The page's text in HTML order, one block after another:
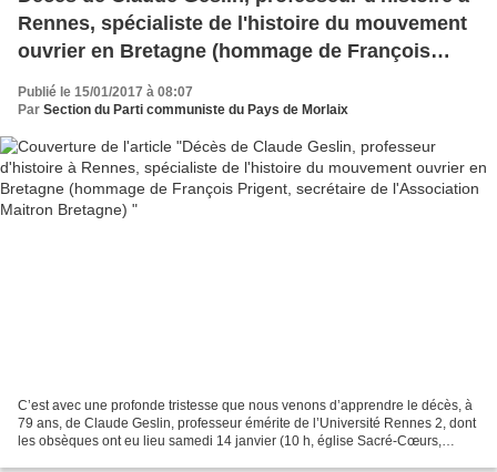
Rennes, spécialiste de l'histoire du mouvement
ouvrier en Bretagne (hommage de François
Bretagne)
Publié le 15/01/2017 à 08:07
Par Section du Parti communiste du Pays de Morlaix
C’est avec une profonde tristesse que nous venons d’apprendre le décès, à
79 ans, de Claude Geslin, professeur émérite de l’Université Rennes 2, dont
les obsèques ont eu lieu samedi 14 janvier (10 h, église Sacré-Cœurs,